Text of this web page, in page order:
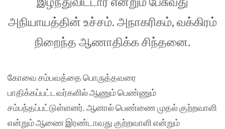
அநியாயத்தின் உச்சம். அநாகரிகம், வக்கிரம்
நிறைந்த ஆணாதிக்க சிந்தனை.
கோவை சம்பவத்தை பொருத்தவரை
பாதிக்கப்பட்டவர்களில் ஆணும் பெண்ணும்
சம்பந்தப்பட்டுள்ளனர். ஆனால் பெண்ணை முதல் குற்றவாளி
என்றும் ஆணை இரண்டாவது குற்றவாளி என்றும்